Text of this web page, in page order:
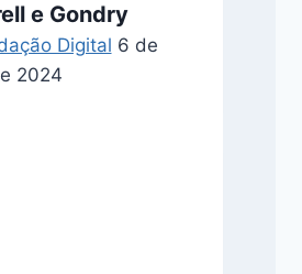
e Gondry
Digital 6 de
2024